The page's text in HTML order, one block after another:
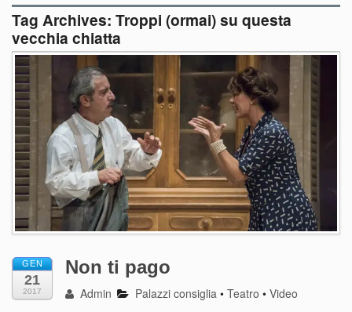
Contatti
dT in English
Tag Archives: Troppi (ormai) su questa
vecchia chiatta
GEN
21
2017
Non ti pago
Admin Palazzi consiglia •Teatro •Video